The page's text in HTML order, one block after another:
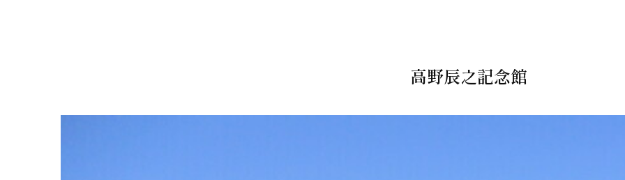
高野辰之記念館